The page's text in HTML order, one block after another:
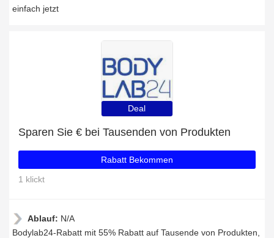
einfach jetzt
Deal
Sparen Sie € bei Tausenden von Produkten
Rabatt Bekommen
1 klickt
Ablauf: N/A
Bodylab24-Rabatt mit 55% Rabatt auf Tausende von Produkten,